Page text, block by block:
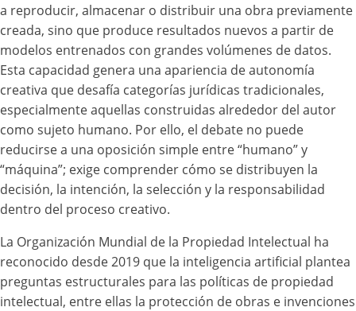
a reproducir, almacenar o distribuir una obra previamente
creada, sino que produce resultados nuevos a partir de
modelos entrenados con grandes volúmenes de datos.
Esta capacidad genera una apariencia de autonomía
creativa que desafía categorías jurídicas tradicionales,
especialmente aquellas construidas alrededor del autor
como sujeto humano. Por ello, el debate no puede
reducirse a una oposición simple entre “humano” y
“máquina”; exige comprender cómo se distribuyen la
decisión, la intención, la selección y la responsabilidad
dentro del proceso creativo.
La Organización Mundial de la Propiedad Intelectual ha
reconocido desde 2019 que la inteligencia artificial plantea
preguntas estructurales para las políticas de propiedad
intelectual, entre ellas la protección de obras e invenciones